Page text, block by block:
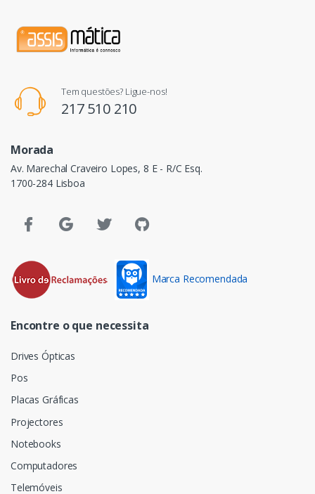
Tem questões? Ligue-nos!
217 510 210
Morada
Av. Marechal Craveiro Lopes, 8 E - R/C Esq.
1700-284 Lisboa
Marca Recomendada
Encontre o que necessita
Drives Ópticas
Pos
Placas Gráficas
Projectores
Notebooks
Computadores
Telemóveis